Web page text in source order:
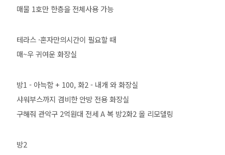
매물 1호만 한층을 전체사용 가능
테라스 ·혼자만의시간이 필요할 때
매~우 귀여운 화장실
방1 - 아늑함 + 100, 화2 - 내개 와 화장실
샤워부스까지 겸비한 안방 전용 화장실
구해줘 관악구 2억원대 전세 A 복 방2화2 올 리모델링
방2